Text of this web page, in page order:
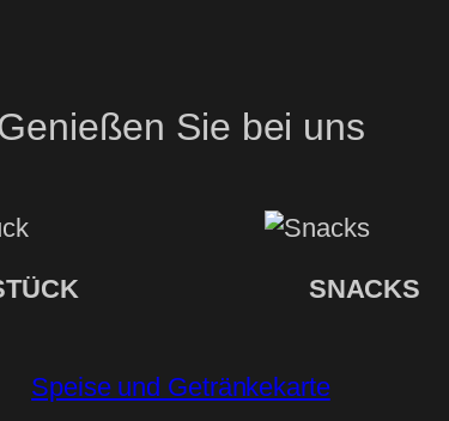
Sie bei uns
SNACKS
Speise und Getränkekarte